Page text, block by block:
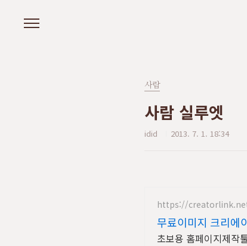
사람
사람 실루엣
idid 2013. 7. 1. 18:34
https://
무료이미지 크리에
초보용 홈페이지제작